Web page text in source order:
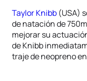
Taylor Knibb (USA)
de natación de
mejorar su
de Knibb
traje de neopreno